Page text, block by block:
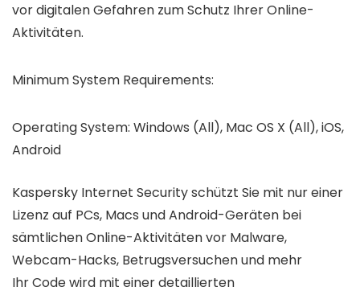
vor digitalen Gefahren zum Schutz Ihrer Online-
Aktivitäten.
Minimum System Requirements:
Operating System: Windows (All), Mac OS X (All), iOS,
Android
Kaspersky Internet Security schützt Sie mit nur einer
Lizenz auf PCs, Macs und Android-Geräten bei
sämtlichen Online-Aktivitäten vor Malware,
Webcam-Hacks, Betrugsversuchen und mehr
Ihr Code wird mit einer detaillierten